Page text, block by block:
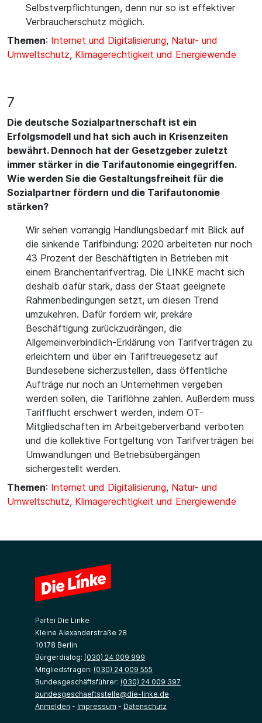
Selbstverpflichtungen, denn nur so ist effektiver
Verbraucherschutz möglich.
Themen: Internet und Digitalisierung, Natur- und
Umweltschutz, Klimagerechtigkeit und Energiewende
7
Die deutsche Sozialpartnerschaft ist ein
Erfolgsmodell und hat sich auch in Krisenzeiten
bewährt. Dennoch hat der Gesetzgeber zuletzt
immer stärker in die Tarifautonomie eingegriffen.
Wie werden Sie die Gestaltungsfreiheit für die
Sozialpartner fördern und die Tarifautonomie
stärken?
Wir sehen vorrangig Handlungsbedarf mit Blick auf
die sinkende Tarifbindung: 2020 arbeiteten nur noch
43 Prozent der Beschäftigten in Betrieben mit
einem Branchentarifvertrag. Die LINKE macht sich
deshalb dafür stark, dass der Staat geeignete
Rahmenbedingungen setzt, um diesen Trend
umzukehren. Dafür fordern wir, prekäre
Beschäftigung zurückzudrängen, die
Allgemeinverbindlich-Erklärung von Tarifverträgen zu
erleichtern und über ein Tariftreuegesetz auf
Bundesebene sicherzustellen, dass öffentliche
Aufträge nur noch an Unternehmen vergeben
werden sollen, die Tariflöhne zahlen. Außerdem muss
Tarifflucht erschwert werden, indem OT-
Mitgliedschaften im Arbeitgeberverband verboten
und die kollektive Fortgeltung von Tarifverträgen bei
Umwandlungen und Betriebsübergängen
sichergestellt werden.
Themen: Internet und Digitalisierung, Natur- und
Umweltschutz, Klimagerechtigkeit und Energiewende
Partei Die Linke
Kleine Alexanderstraße 28
10178 Berlin
Bürgerdialog: (030) 24 009 999
Mitgliedsfragen: (030) 24 009 555
Bundesgeschäftsführer: (030) 24 009 397
bundesgeschaeftsstelle@die-linke.de
Anmelden - Impressum - Datenschutz